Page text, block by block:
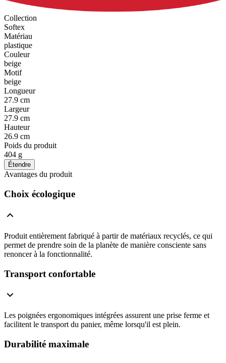
Collection
Softex
Matériau
plastique
Couleur
beige
Motif
beige
Longueur
27.9 cm
Largeur
27.9 cm
Hauteur
26.9 cm
Poids du produit
404 g
Étendre
Avantages du produit
Choix écologique
Produit entièrement fabriqué à partir de matériaux recyclés, ce qui
permet de prendre soin de la planète de manière consciente sans
renoncer à la fonctionnalité.
Transport confortable
Les poignées ergonomiques intégrées assurent une prise ferme et
facilitent le transport du panier, même lorsqu'il est plein.
Durabilité maximale